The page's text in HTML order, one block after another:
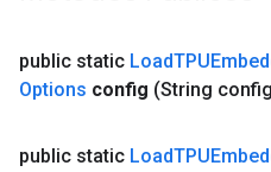
public static Load
Options config (String
public static Load